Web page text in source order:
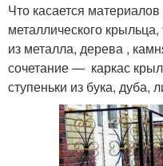
Что касается
металлического
из металла, дерева ,
сочетание — каркас
ступеньки из бука, дуба,